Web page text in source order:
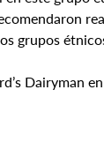
grupos
Dairyman